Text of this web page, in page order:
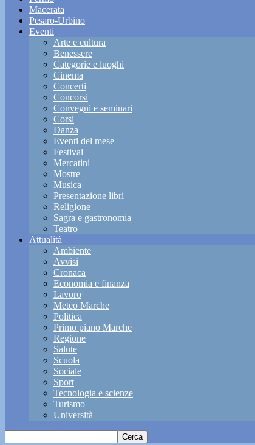
Macerata
Pesaro-Urbino
Eventi
Arte e cultura
Benessere
Categorie e luoghi
Cinema
Concerti
Concorsi
Convegni e seminari
Corsi
Danza
Eventi del mese
Festival
Mercatini
Mostre
Musica
Presentazione libri
Religione
Sagra e gastronomia
Teatro
Attualità
Ambiente
Avvisi
Cronaca
Economia e finanza
Lavoro
Meteo Marche
Politica
Primo piano Marche
Regione
Salute
Scuola
Sociale
Sport
Tecnologia e scienze
Turismo
Università